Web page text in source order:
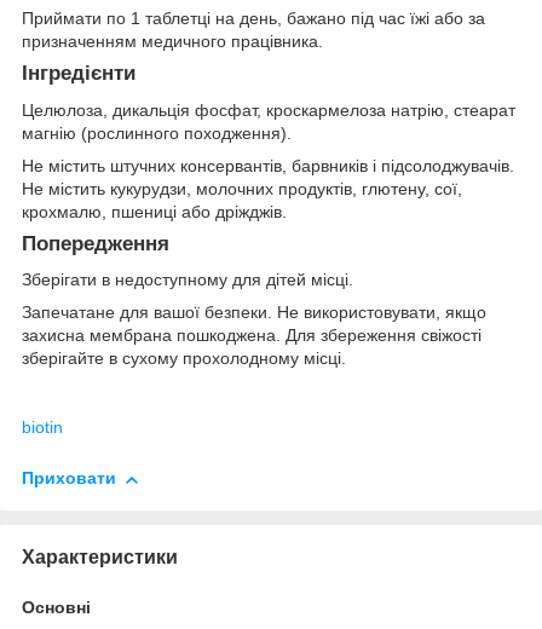
Приймати по 1 таблетці на день, бажано під час їжі або за
призначенням медичного працівника.
Інгредієнти
Целюлоза, дикальція фосфат, кроскармелоза натрію, стеарат
магнію (рослинного походження).
Не містить штучних консервантів, барвників і підсолоджувачів.
Не містить кукурудзи, молочних продуктів, глютену, сої,
крохмалю, пшениці або дріжджів.
Попередження
Зберігати в недоступному для дітей місці.
Запечатане для вашої безпеки. Не використовувати, якщо
захисна мембрана пошкоджена. Для збереження свіжості
зберігайте в сухому прохолодному місці.
biotin
Приховати
Характеристики
Основні